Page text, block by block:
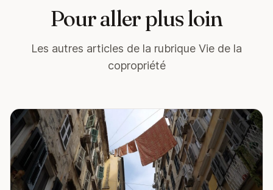
Pour aller plus loin
Les autres articles de la rubrique Vie de la
copropriété